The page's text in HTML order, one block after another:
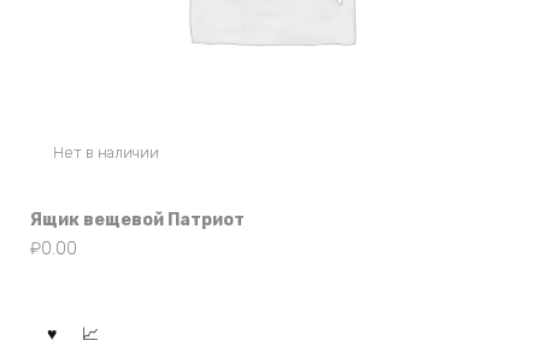
Нет в наличии
Ящик вещевой Патриот
₽0.00